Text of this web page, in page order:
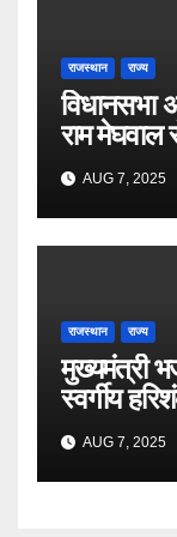
राजस्थान राज्य
विधानसभा
राम मेघवाल
AUG 7, 2025
राजस्थान राज्य
मुख्यमंत्री
स्वर्गीय
AUG 7, 2025